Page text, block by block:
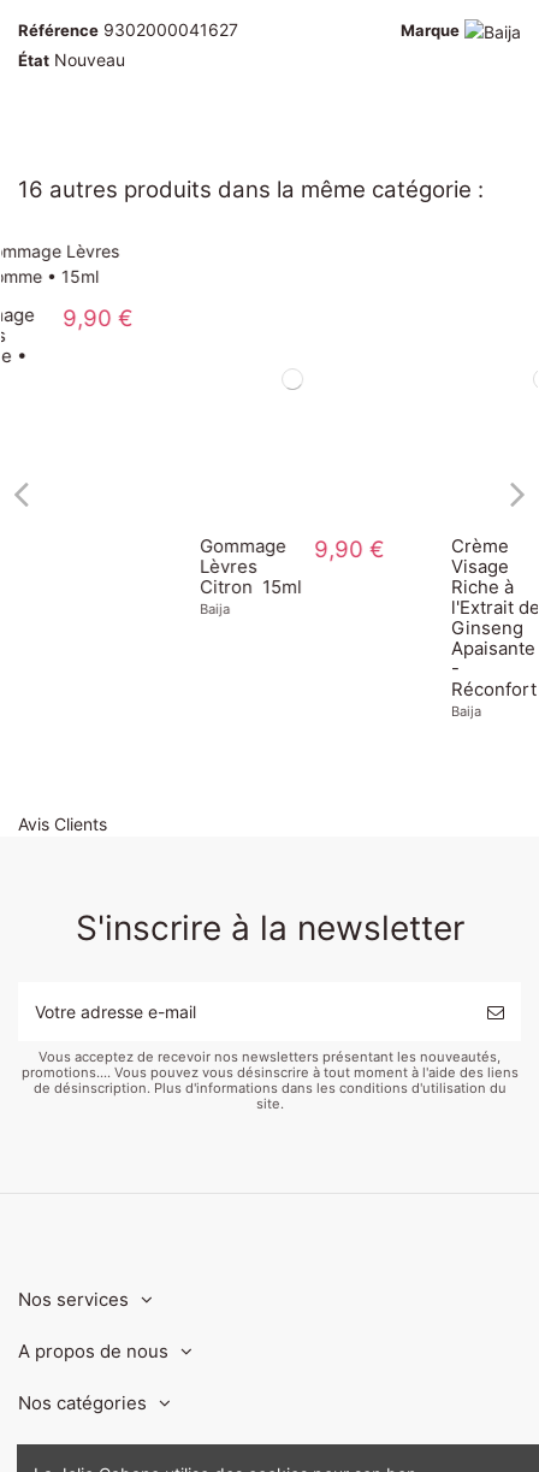
Marque
Référence 9302000041627
État Nouveau
16 autres produits dans la même catégorie :
9,90 €
Crème
Visage
29,90 €
Avis Clients
S'inscrire à la newsletter
Vous acceptez de recevoir nos newsletters présentant les nouveautés,
promotions.... Vous pouvez vous désinscrire à tout moment à l'aide des liens
de désinscription. Plus d'informations dans les conditions d'utilisation du
site.
Nos services
A propos de nous
Nos catégories